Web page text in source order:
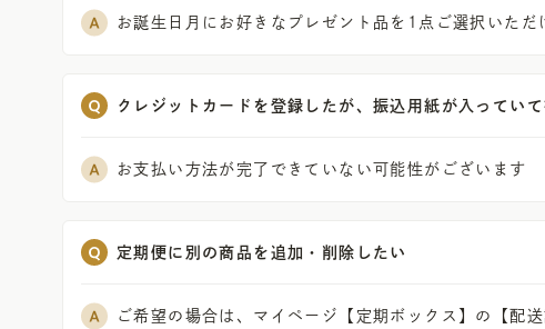
お誕生日月にお好きなプレゼント品を1点ご選択いただ
クレジットカードを登録したが、振込用紙が入ってい
お支払い方法が完了できていない可能性がございます
定期便に別の商品を追加・削除したい
ご希望の場合は、マイページ【定期ボックス】の【配